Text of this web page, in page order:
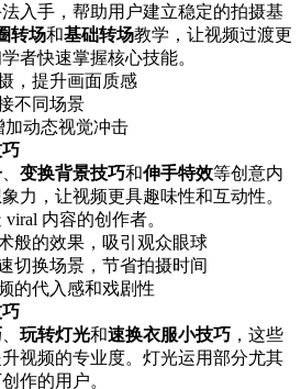
入手，帮助用户建立稳定的拍摄基
转场和基础转场教学，让视频过渡更
者快速掌握核心技能。
，提升画面质感
不同场景
加动态视觉冲击
变换背景技巧和伸手特效等创意内
力，让视频更具趣味性和互动性。
内容的创作者。
般的效果，吸引观众眼球
切换场景，节省拍摄时间
的代入感和戏剧性
玩转灯光和速换衣服小技巧 ，这些
视频的专业度。灯光运用部分尤其
作的用户。